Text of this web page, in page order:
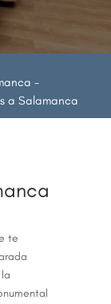
-
a Salamanca
te